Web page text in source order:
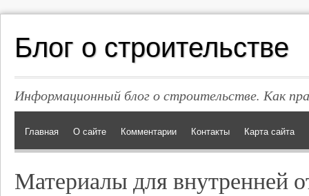
Блог о строительстве
Информационный блог о строительстве. Как
Главная О сайте Комментарии Контакты Карта сайта
Материалы для внутренней